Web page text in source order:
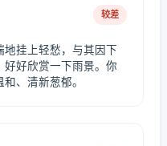
较差
挂上轻愁，与其因下
好欣赏一下雨景。你
、清新葱郁。